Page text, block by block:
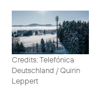
Credits: Telefónica
Deutschland / Quirin
Leppert